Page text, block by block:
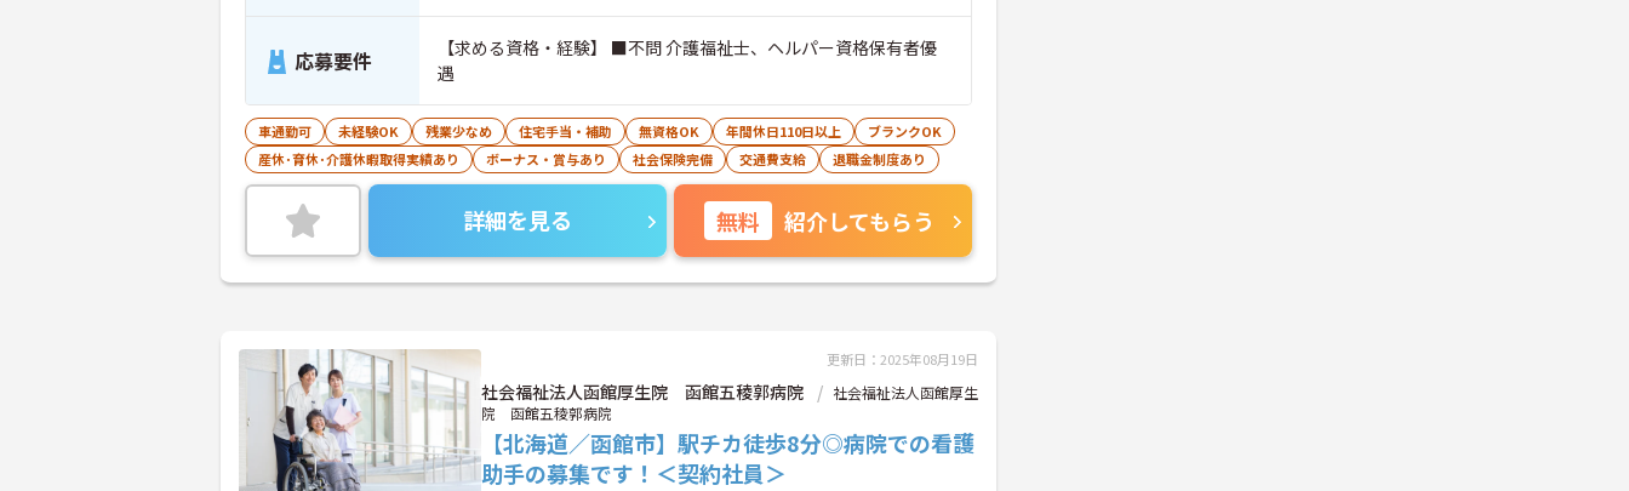
応募要件
【求める資格・経験】 ■不問 介護福祉士、ヘルパー資格保有者優
遇
車通勤可 未経験OK 残業少なめ 住宅手当・補助 無資格OK 年間休日110日以上
ブランクOK
産休･育休･介護休暇取得実績あり
ボーナス・賞与あり 社会保険完備 交通費支給 退職金制度あり
詳細を見る 無料 紹介してもらう
更新日：2025年08月19日
社会福祉法人函館厚生院 函館五稜郭病院
社会福祉法人函館厚生
院 函館五稜郭病院
【北海道／函館市】駅チカ徒歩8分◎病院での看護
助手の募集です！＜契約社員＞